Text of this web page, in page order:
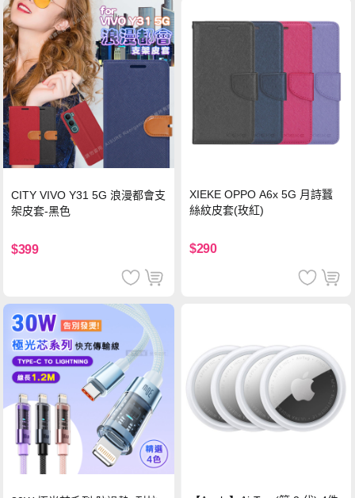
CITY VIVO Y31 5G 浪漫都會支
架皮套-黑色
$399
XIEKE OPPO A6x 5G 月詩蠶
絲紋皮套(玫紅)
$290